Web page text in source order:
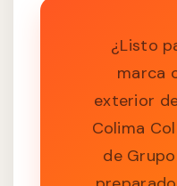
¿Listo
marca
exterior
Colima
de